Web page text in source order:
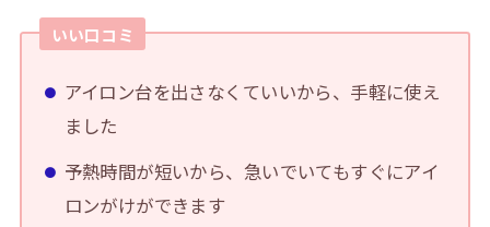
いい口コミ
アイロン台を出さなくていいから、手軽に使え
ました
予熱時間が短いから、急いでいてもすぐにアイ
ロンがけができます